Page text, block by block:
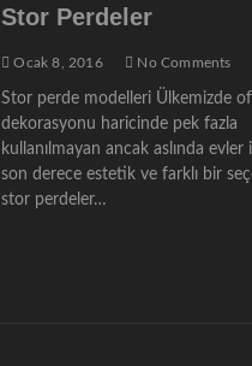
Stor Perdeler
Ocak 8, 2016 No Comments
Stor perde modelleri Ülkemizde
dekorasyonu haricinde pek fazla
kullanılmayan ancak aslında evler
son derece estetik ve farklı bir
stor perdeler…